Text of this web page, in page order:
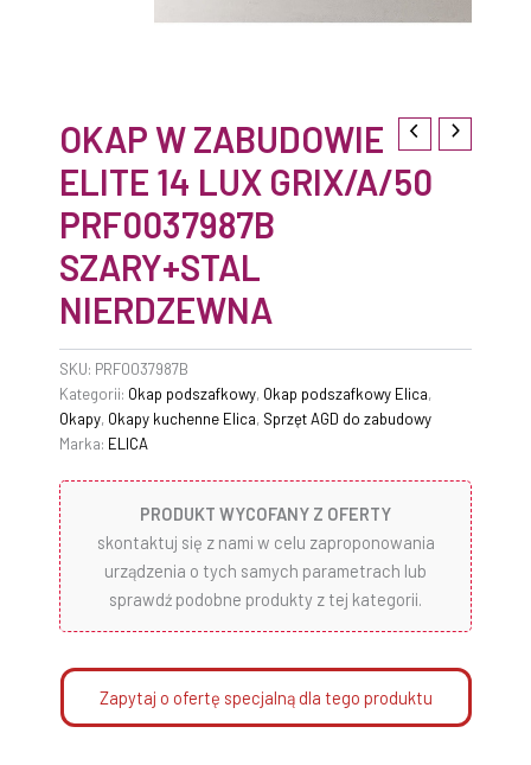
OKAP W ZABUDOWIE
ELITE 14 LUX GRIX/A/50
PRF0037987B
SZARY+STAL
NIERDZEWNA
SKU: PRF0037987B
Kategorii: Okap podszafkowy, Okap podszafkowy Elica,
Okapy, Okapy kuchenne Elica, Sprzęt AGD do zabudowy
Marka: ELICA
PRODUKT WYCOFANY Z OFERTY
skontaktuj się z nami w celu zaproponowania
urządzenia o tych samych parametrach lub
sprawdź podobne produkty z tej kategorii.
Zapytaj o ofertę specjalną dla tego produktu